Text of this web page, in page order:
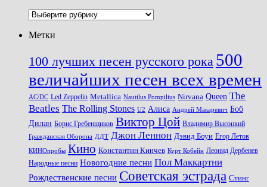
Рубрики
Метки
100 лучших песен русского рока 500
величайших песен всех времен
AC/DC Led Zeppelin Metallica Nautilus Pompilius Nirvana Queen The
Beatles The Rolling Stones U2 Алиса Андрей Макаревич Боб
Дилан Борис Гребенщиков Виктор Цой Владимир Высоцкий
Гражданская Оборона ДДТ Джон Леннон Дэвид Боуи Егор Летов
КИНОпробы Кино Константин Кинчев Курт Кобейн Леонид Дербенев
Народные песни Новогодние песни Пол Маккартни
Рождественские песни Советская эстрада Стинг